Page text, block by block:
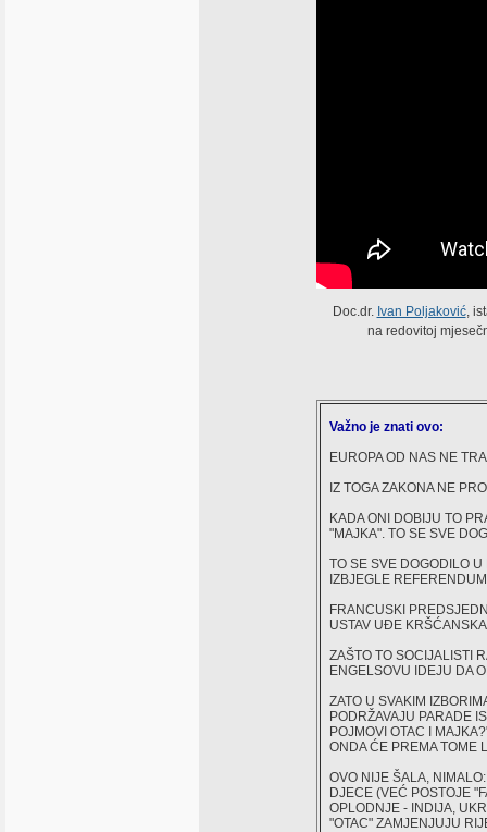
Doc.dr. Ivan Poljaković,
na redovitoj
Važno je znati ovo:
EUROPA OD NAS NE
IZ TOGA ZAKONA NE
KADA ONI DOBIJU TO
"MAJKA". TO SE SVE
TO SE SVE DOGODILO
IZBJEGLE
FRANCUSKI
USTAV UĐE
ZAŠTO TO SOCIJALISTI
ENGELSOVU IDEJU DA
ZATO U SVAKIM
PODRŽAVAJU PARADE
POJMOVI OTAC I
ONDA ĆE PREMA TOME
OVO NIJE ŠALA,
DJECE (VEĆ POSTOJE
OPLODNJE - INDIJA,
"OTAC" ZAMJENJUJU